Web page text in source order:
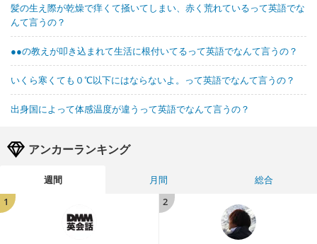
髪の生え際が乾燥で痒くて掻いてしまい、赤く荒れているって英語でな
んて言うの？
●●の教えが叩き込まれて生活に根付いてるって英語でなんて言うの？
いくら寒くても０℃以下にはならないよ。って英語でなんて言うの？
出身国によって体感温度が違うって英語でなんて言うの？
アンカーランキング
週間 月間
総合
1
2